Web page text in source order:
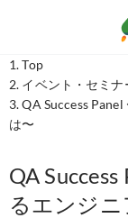
Top
イベント・セミナ
QA Success
は〜
QA
るエンジ